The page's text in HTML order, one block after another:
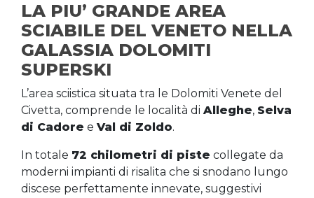
LA PIU’ GRANDE AREA
SCIABILE DEL VENETO NELLA
GALASSIA DOLOMITI
SUPERSKI
L’area sciistica situata tra le Dolomiti Venete del
Civetta, comprende le località di Alleghe, Selva
di Cadore e Val di Zoldo.
In totale 72 chilometri di piste collegate da
moderni impianti di risalita che si snodano lungo
discese perfettamente innevate, suggestivi